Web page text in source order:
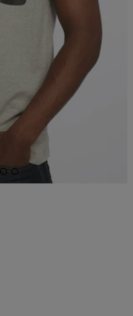
29,99 EUR